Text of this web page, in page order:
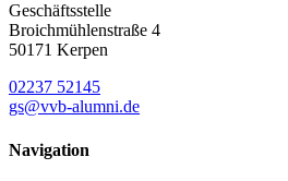
Geschäftsstelle
Broichmühlenstraße 4
50171 Kerpen
02237 52145
gs@vvb-alumni.de
Navigation